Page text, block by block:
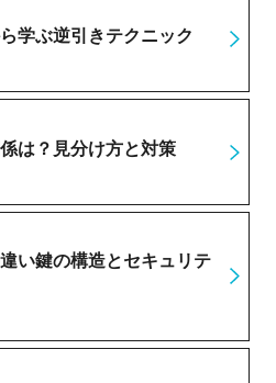
学ぶ逆引きテクニック
は？見分け方と対策
い鍵の構造とセキュリテ